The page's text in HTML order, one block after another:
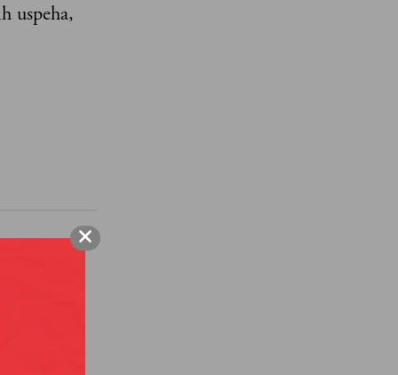
uspeha,